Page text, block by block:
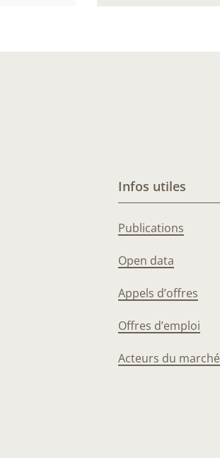
Infos utiles
Publications
Open data
Appels d’offres
Offres d’emploi
Acteurs du marché